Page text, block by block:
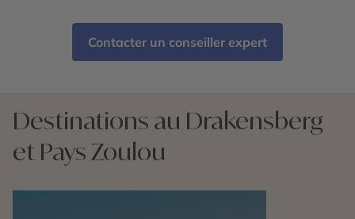
Contacter un conseiller expert
Destinations au Drakensberg
et Pays Zoulou